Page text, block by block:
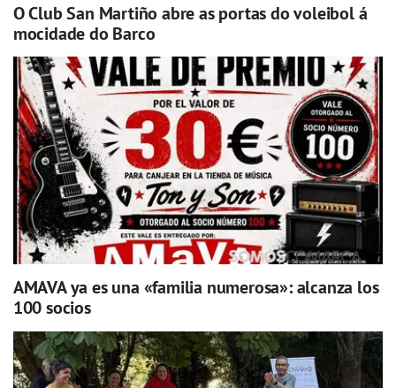
O Club San Martiño abre as portas do voleibol á
mocidade do Barco
AMAVA ya es una «familia numerosa»: alcanza los
100 socios